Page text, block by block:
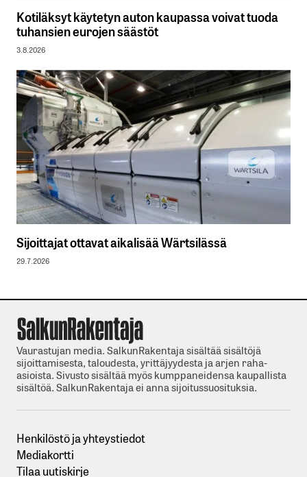
Kotiläksyt käytetyn auton kaupassa voivat tuoda
tuhansien eurojen säästöt
3.8.2026
Sijoittajat ottavat aikalisää Wärtsilässä
29.7.2026
Vaurastujan media. SalkunRakentaja sisältää sisältöjä
sijoittamisesta, taloudesta, yrittäjyydesta ja arjen raha-
asioista. Sivusto sisältää myös kumppaneidensa kaupallista
sisältöä. SalkunRakentaja ei anna sijoitussuosituksia.
Henkilöstö ja yhteystiedot
Mediakortti
Tilaa uutiskirje